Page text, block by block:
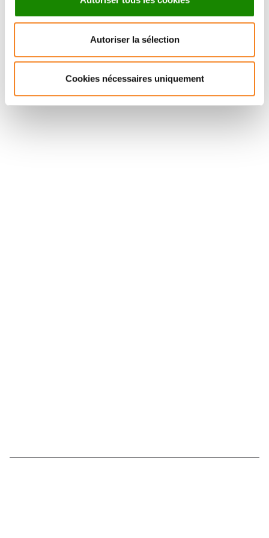
Autoriser la sélection
Cookies nécessaires uniquement
Une question sur le séminaire ?
Raphael MARGUERON
Michel WASSEF
Michel.Wassef@curie.fr